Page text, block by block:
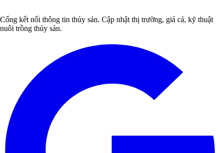
Cổng kết nối thông tin thủy sản. Cập nhật thị trường, giá cả, kỹ thuật
nuôi trồng thủy sản.